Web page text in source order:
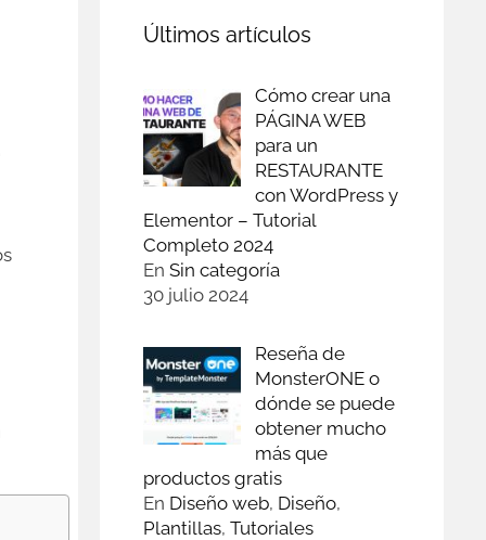
Últimos artículos
Cómo crear una
PÁGINA WEB
para un
RESTAURANTE
con WordPress y
Elementor – Tutorial
Completo 2024
EnSin categoría
30 julio 2024
Reseña de
MonsterONE o
dónde se puede
obtener mucho
más que
productos gratis
En Diseño web, Diseño,
Plantillas,Tutoriales